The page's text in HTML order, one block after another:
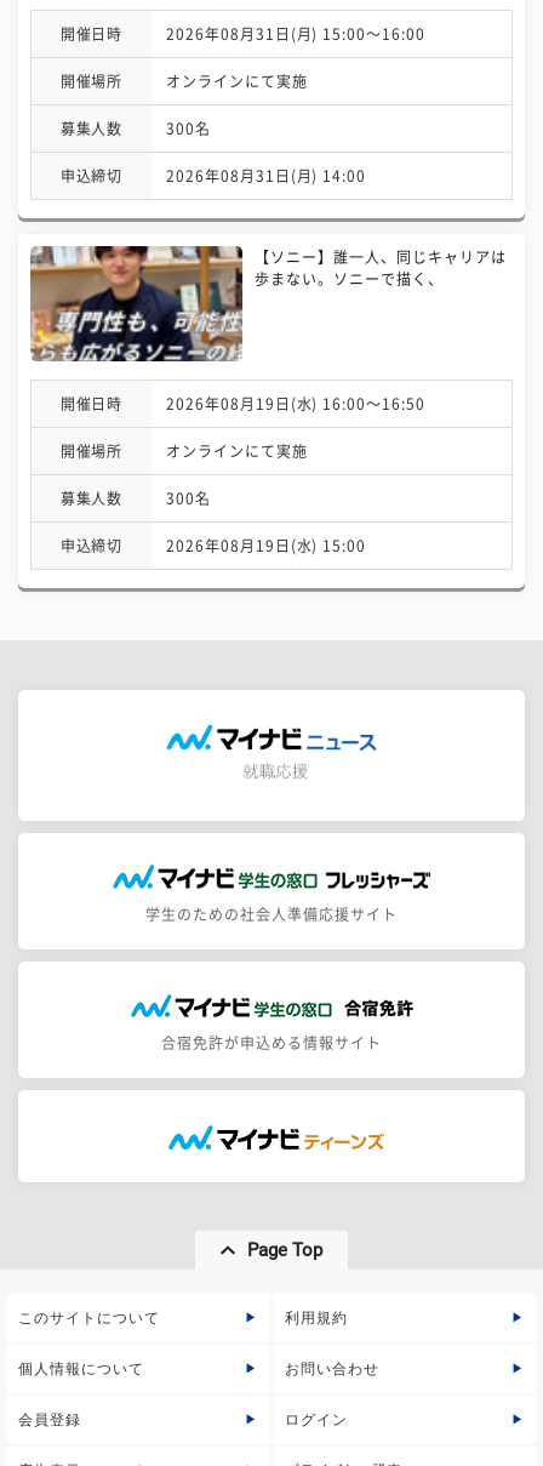
開催日時 2026年08月31日(月) 15:00〜16:00
開催場所 オンラインにて実施
募集人数 300名
申込締切 2026年08月31日(月) 14:00
【ソニー】誰一人、同じキャリアは
歩まない。ソニーで描く、
開催日時 2026年08月19日(水) 16:00〜16:50
開催場所 オンラインにて実施
募集人数 300名
申込締切 2026年08月19日(水) 15:00
学生のための社会人準備応援サイト
合宿免許が申込める情報サイト
Page Top
このサイトについて 利用規約
個人情報について お問い合わせ
会員登録 ログイン